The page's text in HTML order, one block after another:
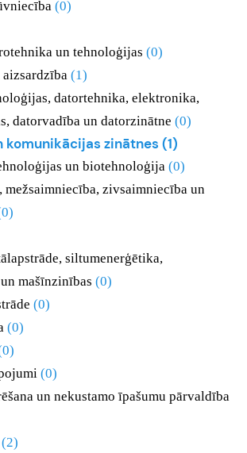
(0)
un tehnoloģijas (0)
(1)
datortehnika, elektronika,
datorvadība un datorzinātne (0)
komunikācijas zinātnes (1)
un biotehnoloģija (0)
mežsaimniecība, zivsaimniecība un
siltumenerģētika,
mašīnzinības (0)
(0)
(0)
(0)
un nekustamo īpašumu pārvaldība
(2)